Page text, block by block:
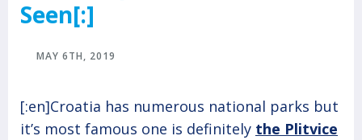
Seen[:]
MAY 6TH, 2019
[:en]Croatia has numerous national parks but
it’s most famous one is definitely the Plitvice